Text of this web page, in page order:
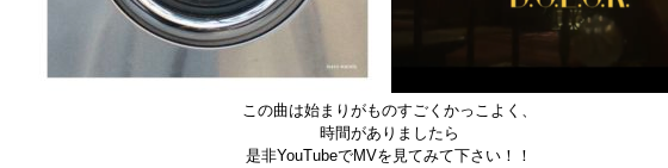
この曲は始まりがものすごくかっこよく、
時間がありましたら
是非YouTubeでMVを見てみて下さい！！